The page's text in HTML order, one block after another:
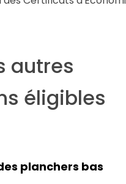
autres
éligibles
planchers bas